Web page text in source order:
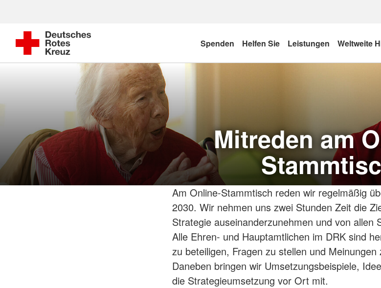
Spenden Helfen Sie Leistungen Weltweite
Mitreden am
Am Online-Stammtisch reden wir regelmäßig
2030. Wir nehmen uns zwei Stunden Zeit die
Strategie auseinanderzunehmen und von allen
Alle Ehren- und Hauptamtlichen im DRK sind
zu beteiligen, Fragen zu stellen und
Daneben bringen wir Umsetzungsbeispiele,
die Strategieumsetzung vor Ort mit.